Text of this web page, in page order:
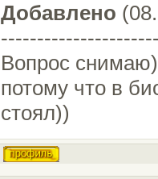
Добавлено
Вопрос
потому что в
стоял))